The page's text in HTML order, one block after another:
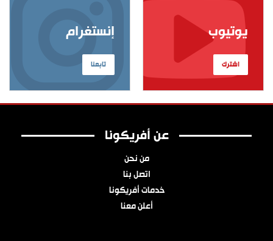
إنستغرام
تابعنا
يوتيوب
اشترك
عن أفريكونا
من نحن
اتصل بنا
خدمات أفريكونا
أعلن معنا